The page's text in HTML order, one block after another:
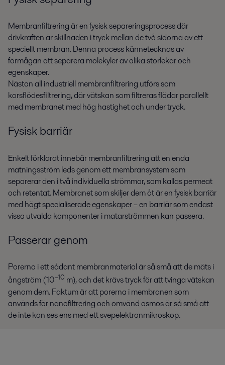
Membranfiltrering är en fysisk separeringsprocess där
drivkraften är skillnaden i tryck mellan de två sidorna av ett
speciellt membran. Denna process kännetecknas av
förmågan att separera molekyler av olika storlekar och
egenskaper.
Nästan all industriell membranfiltrering utförs som
korsflödesfiltrering, där vätskan som filtreras flödar parallellt
med membranet med hög hastighet och under tryck.
Fysisk barriär
Enkelt förklarat innebär membranfiltrering att en enda
matningsström leds genom ett membransystem som
separerar den i två individuella strömmar, som kallas permeat
och retentat. Membranet som skiljer dem åt är en fysisk barriär
med högt specialiserade egenskaper – en barriär som endast
vissa utvalda komponenter i matarströmmen kan passera.
Passerar genom
Porerna i ett sådant membranmaterial är så små att de mäts i
ångström (10–10 m), och det krävs tryck för att tvinga vätskan
genom dem. Faktum är att porerna i membranen som
används för nanofiltrering och omvänd osmos är så små att
de inte kan ses ens med ett svepelektronmikroskop.